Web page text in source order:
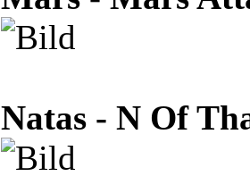
Natas - N Of